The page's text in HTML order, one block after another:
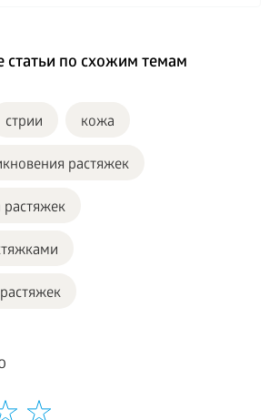
статьи по схожим темам
стрии кожа
растяжек